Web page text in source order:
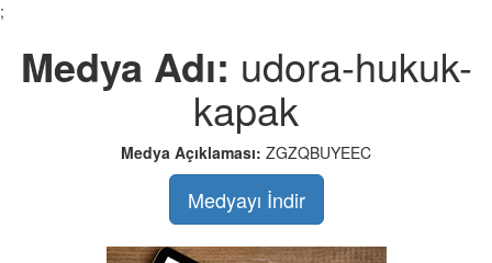
;
Medya Adı: udora-hukuk-
kapak
Medya Açıklaması: ZGZQBUYEEC
Medyayı İndir